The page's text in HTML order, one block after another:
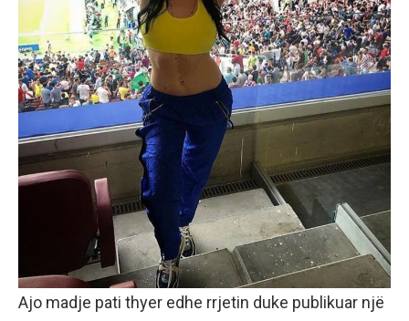
Ajo madje pati thyer edhe rrjetin duke publikuar një